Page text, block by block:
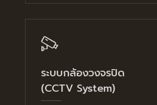
ระบบกล้องวงจรปิด
(CCTV System)